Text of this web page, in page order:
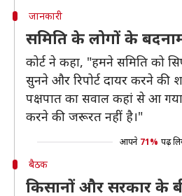
जानकारी
समिति के लोगों के
कोर्ट ने कहा, "हमने समिति को
सुनने और रिपोर्ट दायर करने की
पक्षपात का सवाल कहां से आ
करने की जरूरत नहीं है।"
आपने 71% पढ़
बैठक
किसानों और सरकार के